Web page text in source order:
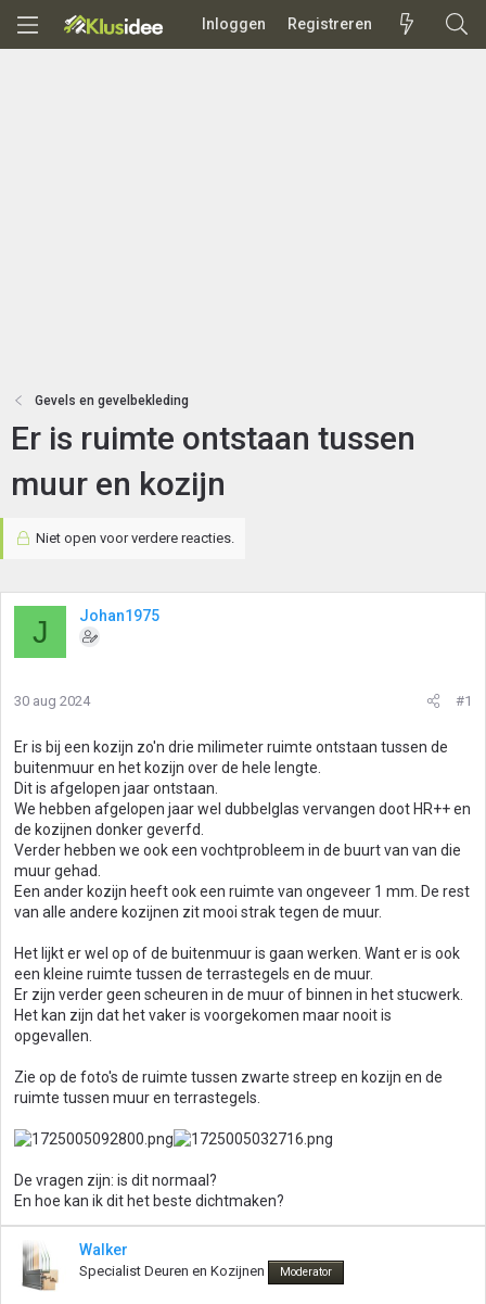
Inloggen Registreren
Gevels en gevelbekleding
Er is ruimte ontstaan tussen
muur en kozijn
Niet open voor verdere reacties.
J Johan1975
30 aug 2024 #1
Er is bij een kozijn zo'n drie milimeter ruimte ontstaan tussen de
buitenmuur en het kozijn over de hele lengte.
Dit is afgelopen jaar ontstaan.
We hebben afgelopen jaar wel dubbelglas vervangen doot HR++ en
de kozijnen donker geverfd.
Verder hebben we ook een vochtprobleem in de buurt van van die
muur gehad.
Een ander kozijn heeft ook een ruimte van ongeveer 1 mm. De rest
van alle andere kozijnen zit mooi strak tegen de muur.
Het lijkt er wel op of de buitenmuur is gaan werken. Want er is ook
een kleine ruimte tussen de terrastegels en de muur.
Er zijn verder geen scheuren in de muur of binnen in het stucwerk.
Het kan zijn dat het vaker is voorgekomen maar nooit is
opgevallen.
Zie op de foto's de ruimte tussen zwarte streep en kozijn en de
ruimte tussen muur en terrastegels.
De vragen zijn: is dit normaal?
En hoe kan ik dit het beste dichtmaken?
Walker
Specialist Deuren en Kozijnen Moderator